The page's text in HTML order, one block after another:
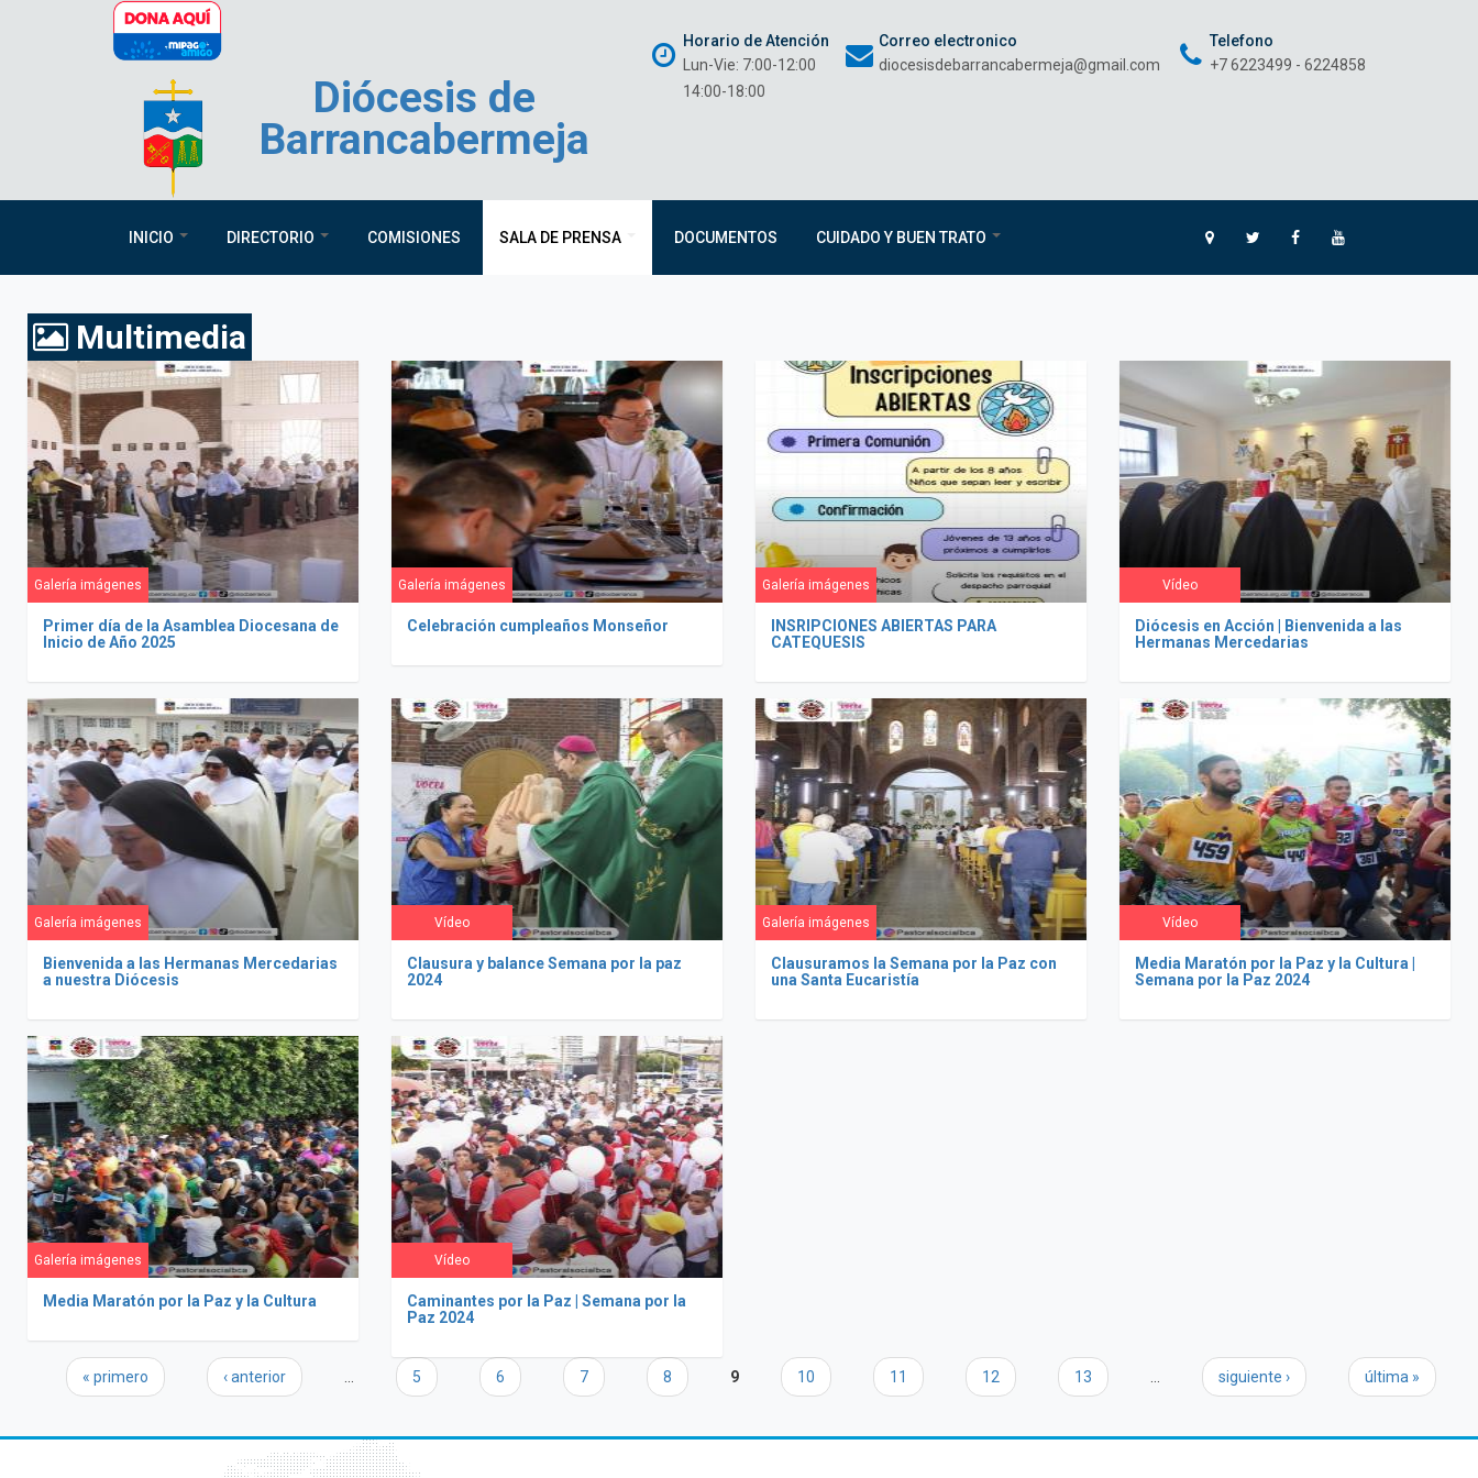
Pasar al contenido principal
Diócesis de
Barrancabermeja
Horario de Atención
Lun-Vie: 7:00-12:00
14:00-18:00
Correo electronico
diocesisdebarrancabermeja@gmail.com
Telefono
+7 6223499 - 6224858
INICIO DIRECTORIO COMISIONES SALA DE PRENSA DOCUMENTOS CUIDADO Y BUEN TRATO
Multimedia
Galería imágenes
Primer día de la Asamblea Diocesana de
Inicio de Año 2025
Galería imágenes
Celebración cumpleaños Monseñor
Galería imágenes
INSRIPCIONES ABIERTAS PARA
CATEQUESIS
Vídeo
Diócesis en Acción | Bienvenida a las
Hermanas Mercedarias
Galería imágenes
Bienvenida a las Hermanas Mercedarias
a nuestra Diócesis
Vídeo
Clausura y balance Semana por la paz
2024
Galería imágenes
Clausuramos la Semana por la Paz con
una Santa Eucaristía
Vídeo
Media Maratón por la Paz y la Cultura |
Semana por la Paz 2024
Galería imágenes
Media Maratón por la Paz y la Cultura
Vídeo
Caminantes por la Paz | Semana por la
Paz 2024
Páginas
« primero ‹ anterior 5 6 7 8 9 10 11 12 13 siguiente › última »